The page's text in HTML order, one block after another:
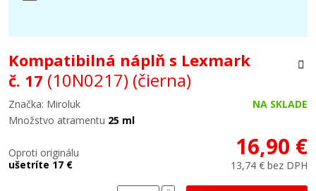
Kompatibilná náplň s Lexmark
č. 17 (10N0217) (čierna)
Značka: Miroluk
NA SKLADE
Množstvo atramentu 25 ml
Oproti originálu
ušetríte 17 €
16,90 €
13,74 € bez DPH